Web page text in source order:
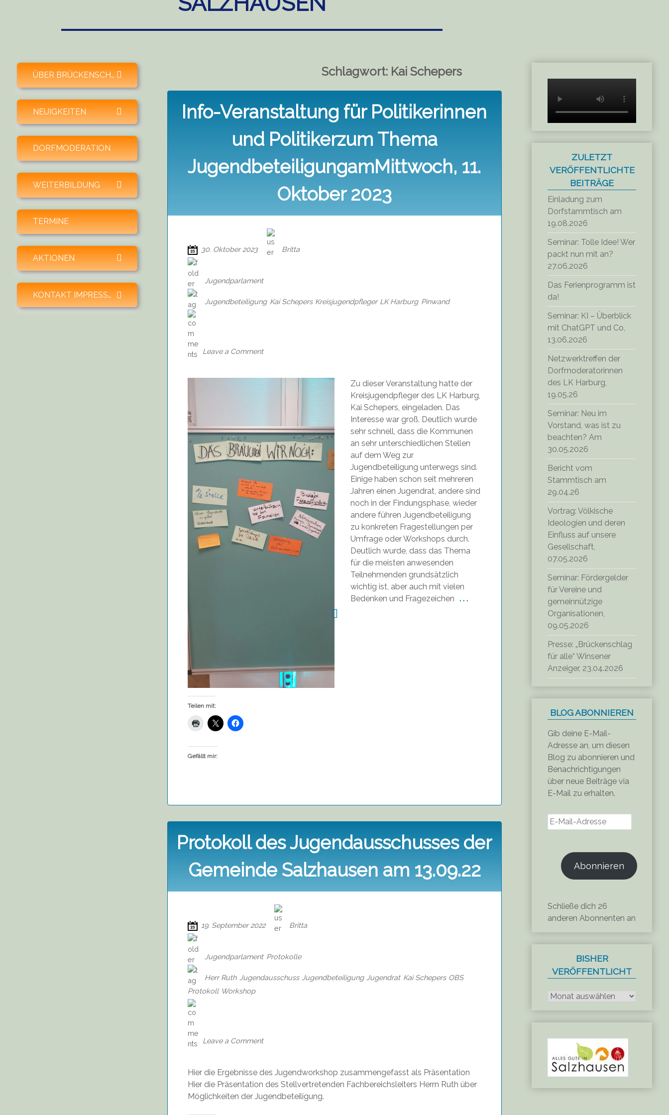
ÜBER BRÜCKENSCHLAGexpand child menu
NEUIGKEITEN expand child menu
DORFMODERATION
WEITERBILDUNG expand child menu
TERMINE
AKTIONEN expand child menu
KONTAKT IMPRESSUM SPENDEN expand child menu
Schlagwort: Kai Schepers
Info-Veranstaltung für Politikerinnen
und Politikerzum Thema
JugendbeteiligungamMittwoch, 11.
Oktober 2023
30. Oktober 2023 Britta
Jugendparlament
Jugendbeteiligung Kai Schepers Kreisjugendpfleger LK Harburg Pinwand
Leave a Comment
Politikerinnen
Politikerzum
JugendbeteiligungamMittwoch,
2023
Zu dieser Veranstaltung hatte der
Kreisjugendpfleger des LK Harburg,
Kai Schepers, eingeladen. Das
Interesse war groß. Deutlich wurde
sehr schnell, dass die Kommunen
an sehr unterschiedlichen Stellen
auf dem Weg zur
Jugendbeteiligung unterwegs sind.
Einige haben schon seit mehreren
Jahren einen Jugendrat, andere sind
noch in der Findungsphase, wieder
andere führen Jugendbeteiligung
zu konkreten Fragestellungen per
Umfrage oder Workshops durch.
Deutlich wurde, dass das Thema
für die meisten anwesenden
Teilnehmenden grundsätzlich
wichtig ist, aber auch mit vielen
Bedenken und Fragezeichen . . .
Teilen mit:
Gefällt mir:
Protokoll des Jugendausschusses der
Gemeinde Salzhausen am 13.09.22
19. September 2022 Britta
Jugendparlament Protokolle
Herr Ruth Jugendausschuss Jugendbeteiligung Jugendrat Kai Schepers OBS
Protokoll Workshop
Leave a Comment
der
am
13.09.22
Hier die Ergebnisse des Jugendworkshop zusammengefasst als Präsentation
Hier die Präsentation des Stellvertretenden Fachbereichsleiters Herrn Ruth über
Möglichkeiten der Jugendbeteiligung.
ZULETZT
VERÖFFENTLICHTE
BEITRÄGE
Einladung zum
Dorfstammtisch am
19.08.2026
Seminar: Tolle Idee! Wer
packt nun mit an?
27.06.2026
Das Ferienprogramm ist
da!
Seminar: KI – Überblick
mit ChatGPT und Co,
13.06.2026
Netzwerktreffen der
Dorfmoderatorinnen
des LK Harburg,
19.05.26
Seminar: Neu im
Vorstand, was ist zu
beachten? Am
30.05.2026
Bericht vom
Stammtisch am
29.04.26
Vortrag: Völkische
Ideologien und deren
Einfluss auf unsere
Gesellschaft,
07.05.2026
Seminar: Fördergelder
für Vereine und
gemeinnützige
Organisationen,
09.05.2026
Presse: „Brückenschlag
für alle“ Winsener
Anzeiger, 23.04.2026
BLOG ABONNIEREN
Gib deine E-Mail-
Adresse an, um diesen
Blog zu abonnieren und
Benachrichtigungen
über neue Beiträge via
E-Mail zu erhalten.
E-
Mail-
Abonnieren
Schließe dich 26
anderen Abonnenten an
BISHER
VERÖFFENTLICHT
veröffentlicht